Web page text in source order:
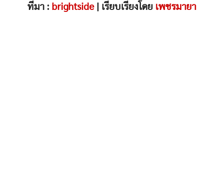
ที่มา : brightside| เรียบเรียงโดย เพชรมายา